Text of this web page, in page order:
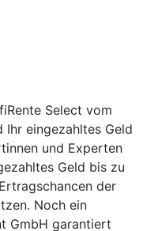
Select vom
Ihr eingezahltes Geld
und Experten
Geld bis zu
der
Noch ein
GmbH garantiert